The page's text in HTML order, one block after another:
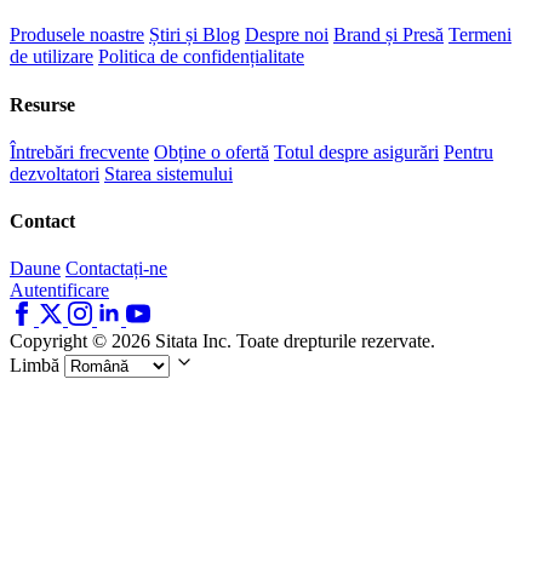
Produsele noastre Știri și Blog Despre noi Brand și Presă Termeni
de utilizare Politica de confidențialitate
Resurse
Întrebări frecvente Obține o ofertă Totul despre asigurări Pentru
dezvoltatori Starea sistemului
Contact
Daune Contactați-ne
Autentificare
Copyright © 2026 Sitata Inc. Toate drepturile rezervate.
Limbă